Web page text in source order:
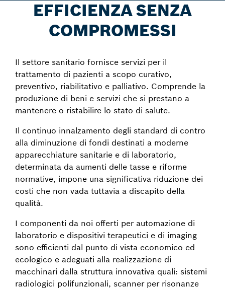
EFFICIENZA SENZA
COMPROMESSI
Il settore sanitario fornisce servizi per il
trattamento di pazienti a scopo curativo,
preventivo, riabilitativo e palliativo. Comprende la
produzione di beni e servizi che si prestano a
mantenere o ristabilire lo stato di salute.
Il continuo innalzamento degli standard di contro
alla diminuzione di fondi destinati a moderne
apparecchiature sanitarie e di laboratorio,
determinata da aumenti delle tasse e riforme
normative, impone una significativa riduzione dei
costi che non vada tuttavia a discapito della
qualità.
I componenti da noi offerti per automazione di
laboratorio e dispositivi terapeutici e di imaging
sono efficienti dal punto di vista economico ed
ecologico e adeguati alla realizzazione di
macchinari dalla struttura innovativa quali: sistemi
radiologici polifunzionali, scanner per risonanze